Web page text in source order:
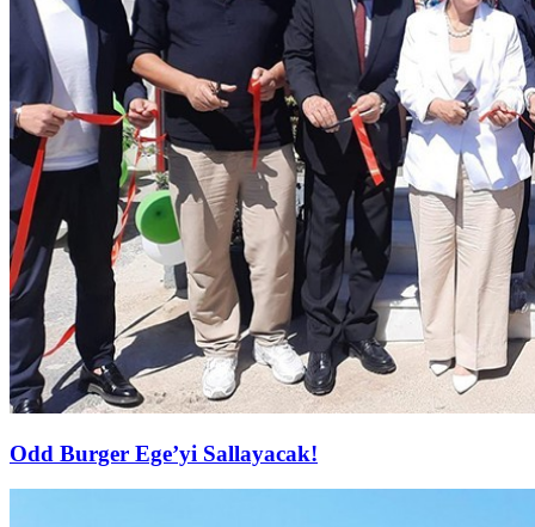
Odd Burger Ege’yi Sallayacak!